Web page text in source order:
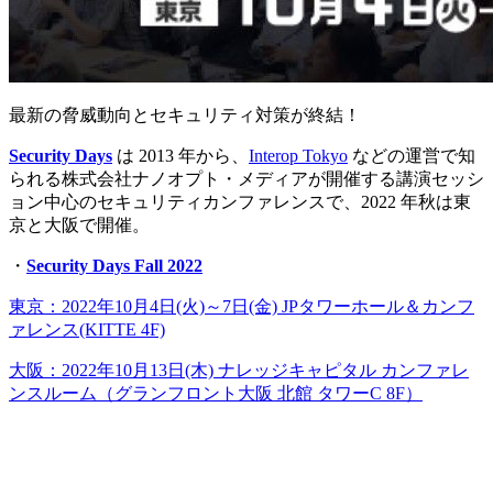
最新の脅威動向とセキュリティ対策が終結！
Security Days は 2013 年から、 Interop Tokyo などの運営で知
られる株式会社ナノオプト・メディアが開催する講演セッシ
ョン中心のセキュリティカンファレンスで、2022 年秋は東
京と大阪で開催。
・ Security Days Fall 2022
東京：2022年10月4日(火)～7日(金) JPタワーホール＆カンフ
ァレンス(KITTE 4F)
大阪：2022年10月13日(木) ナレッジキャピタル カンファレ
ンスルーム（グランフロント大阪 北館 タワーC 8F）